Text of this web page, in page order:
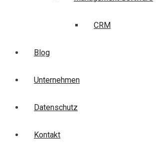
CRM
Blog
Unternehmen
Datenschutz
Kontakt